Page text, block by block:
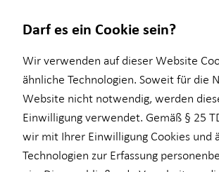
Über HORBACH
Ganzheitliche Beratung
Überblick
Gewerbliche Versicherungen
Überblick
Kundenportal
Karrierechancen
Darf es ein Cookie sein?
Wir verwenden auf dieser Website
ähnliche Technologien. Soweit für die
Website nicht notwendig, werden
Einwilligung verwendet. Gemäß § 25
wir mit Ihrer Einwilligung Cookies und
Technologien zur Erfassung